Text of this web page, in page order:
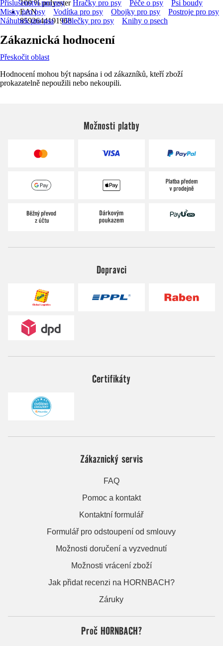
100 % polyester
EAN
8592644191968
Příslušenství pro psy Hračky pro psy Péče o psy
Psí boudy
Misky pro psy
Vodítka pro psy Obojky pro psy
Postroje pro psy
Náhubek pro psa
Oblečky pro psy Knihy o psech
Zákaznická hodnocení
Přeskočit oblast
Hodnocení mohou být napsána i od zákazníků, kteří zboží
prokazatelně nepoužili nebo nekoupili.
Možnosti platby
Dopravci
Certifikáty
Zákaznický servis
FAQ
Pomoc a kontakt
Kontaktní formulář
Formulář pro odstoupení od smlouvy
Možnosti doručení a vyzvednutí
Možnosti vrácení zboží
Jak přidat recenzi na HORNBACH?
Záruky
Proč HORNBACH?